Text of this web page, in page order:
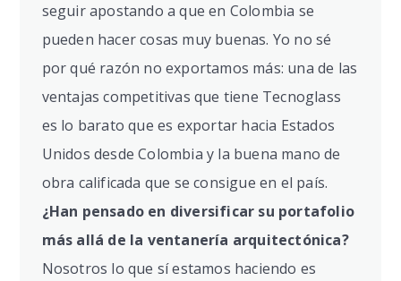
seguir apostando a que en Colombia se
pueden hacer cosas muy buenas. Yo no sé
por qué razón no exportamos más: una de las
ventajas competitivas que tiene Tecnoglass
es lo barato que es exportar hacia Estados
Unidos desde Colombia y la buena mano de
obra calificada que se consigue en el país.
¿Han pensado en diversificar su portafolio
más allá de la ventanería arquitectónica?
Nosotros lo que sí estamos haciendo es